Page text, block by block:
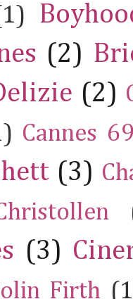
(2)
(2)
Cannes
(3)
(3)
Firth